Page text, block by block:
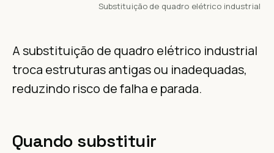
Substituição de quadro elétrico industrial
A substituição de quadro elétrico industrial
troca estruturas antigas ou inadequadas,
reduzindo risco de falha e parada.
Quando substituir